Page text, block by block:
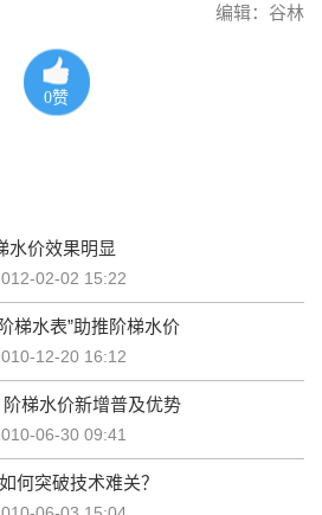
编辑：谷林
0赞
水价效果明显
02-02 15:22
梯水表”助推阶梯水价
12-20 16:12
龙康科技突破“盲区”之困 阶梯水价新增普及优势
06-30 09:41
何突破技术难关？